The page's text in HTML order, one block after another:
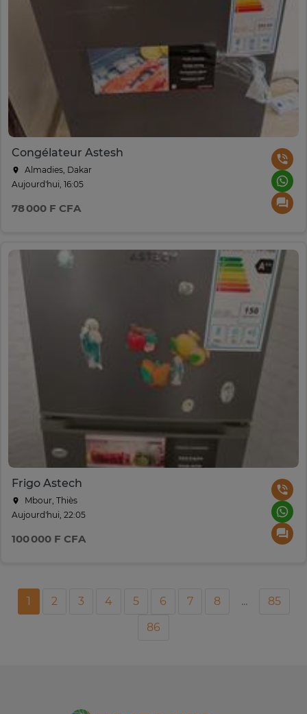
Congélateur Astesh
Almadies, Dakar
Aujourd'hui, 16:05
78 000 F CFA
Frigo Astech
Mbour, Thiès
Aujourd'hui, 22:05
100 000 F CFA
1 2 3 4 5 6 7 8 ...
85
86